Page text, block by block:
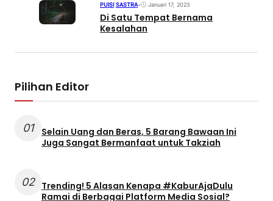
PUISI SASTRA• Januari 17, 2023
Di Satu Tempat Bernama
Kesalahan
Pilihan Editor
01
Selain Uang dan Beras, 5 Barang Bawaan Ini
Juga Sangat Bermanfaat untuk Takziah
02 Trending! 5 Alasan Kenapa #KaburAjaDulu
Ramai di Berbagai Platform Media Sosial?